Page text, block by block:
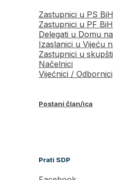
Zastupnici u PS BiH
Zastupnici u PF BiH
Delegati u Domu
Izaslanici u Vijeću
Zastupnici u
Načelnici
Vijećnici / Odbornici
Postani član/ica
Prati SDP